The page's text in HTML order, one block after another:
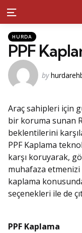
Menu
Kategoriler
Posted
in
HURDA
PPF
Posted
by
Araç sahipleri için
bir koruma sunan
beklentilerini
PPF Kaplama
karşı koruyarak,
muhafaza etmenizi
kaplama
seçenekleri ile de
PPF Kaplama